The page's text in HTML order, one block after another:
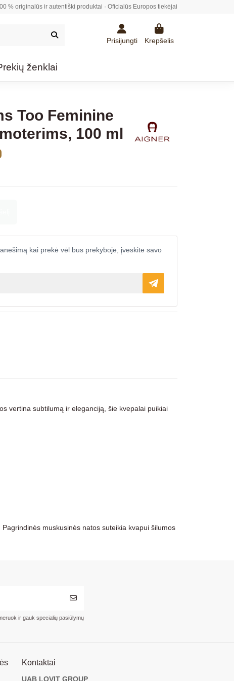
% originalūs ir autentiški produktai · Oficialūs Europos tiekėjai
Prisijungti Krepšelis
ženklai
Too Feminine
100 ml
kai prekė vėl bus prekyboje, įveskite savo
vertina subtilumą ir eleganciją, šie kvepalai puikiai
muskusinės natos suteikia kvapui šilumos
ir gauk specialių pasiūlymų
Kontaktai
UAB LOVIT GROUP